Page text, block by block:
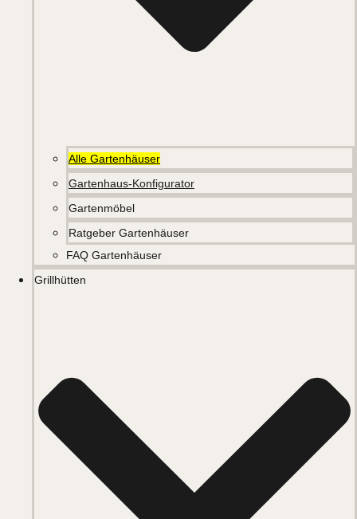
Alle Gartenhäuser
Gartenhaus-Konfigurator
Gartenmöbel
Ratgeber Gartenhäuser
FAQ Gartenhäuser
Grillhütten